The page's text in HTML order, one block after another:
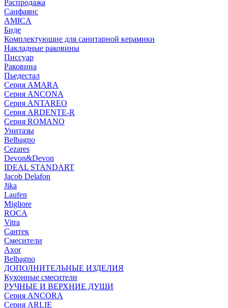
Распродажа
Санфаянс
AMICA
Биде
Комплектующие для санитарной керамики
Накладные раковины
Писсуар
Раковина
Пьедестал
Серия AMARA
Серия ANCONA
Серия ANTAREO
Серия ARDENTE-R
Серия ROMANO
Унитазы
Belbagno
Cezares
Devon&Devon
IDEAL STANDART
Jacob Delafon
Jika
Laufen
Migliore
ROCA
Vitra
Сантек
Смесители
Axor
Belbagno
ДОПОЛНИТЕЛЬНЫЕ ИЗДЕЛИЯ
Кухонные смесители
РУЧНЫЕ И ВЕРХНИЕ ДУШИ
Серия ANCORA
Серия ARLIE